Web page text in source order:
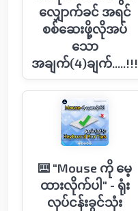
လျှောက်ခင် အရင်
စစ်ဆေးဖို့လိုအပ်
သော
အချက်(4)ချက်.....!!!
⌨️ "Mouse ကို မေ့
ထားလိုက်ပါ" - ရုံး
လုပ်ငန်းခွင်သုံး